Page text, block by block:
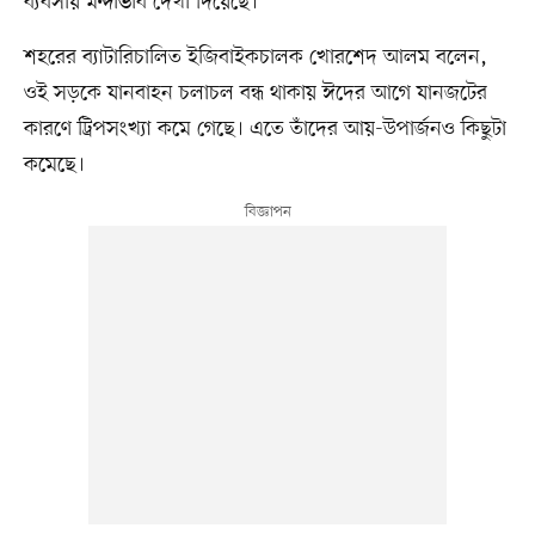
শহরের ব্যাটারিচালিত ইজিবাইকচালক খোরশেদ আলম বলেন,
ওই সড়কে যানবাহন চলাচল বন্ধ থাকায় ঈদের আগে যানজটের
কারণে ট্রিপসংখ্যা কমে গেছে। এতে তাঁদের আয়-উপার্জনও কিছুটা
কমেছে।